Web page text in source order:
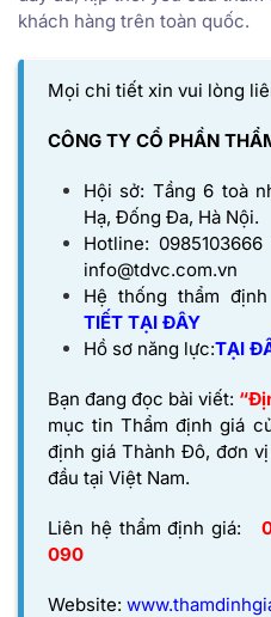
khách hàng trên toàn quốc.
Mọi chi tiết xin vui lòng
CÔNG TY CỔ PHẦN
Hội sở: Tầng 6 toà
Hạ, Đống Đa, Hà Nội.
Hotline:
info@tdvc.com.vn
Hệ thống thẩm
TIẾT TẠI ĐÂY
Hồ sơ năng lực:TẠI
Bạn đang đọc bài viết:
mục tin Thẩm định giá
định giá Thành Đô, đơn
đầu tại Việt Nam.
Liên hệ thẩm định giá:
090
Website: